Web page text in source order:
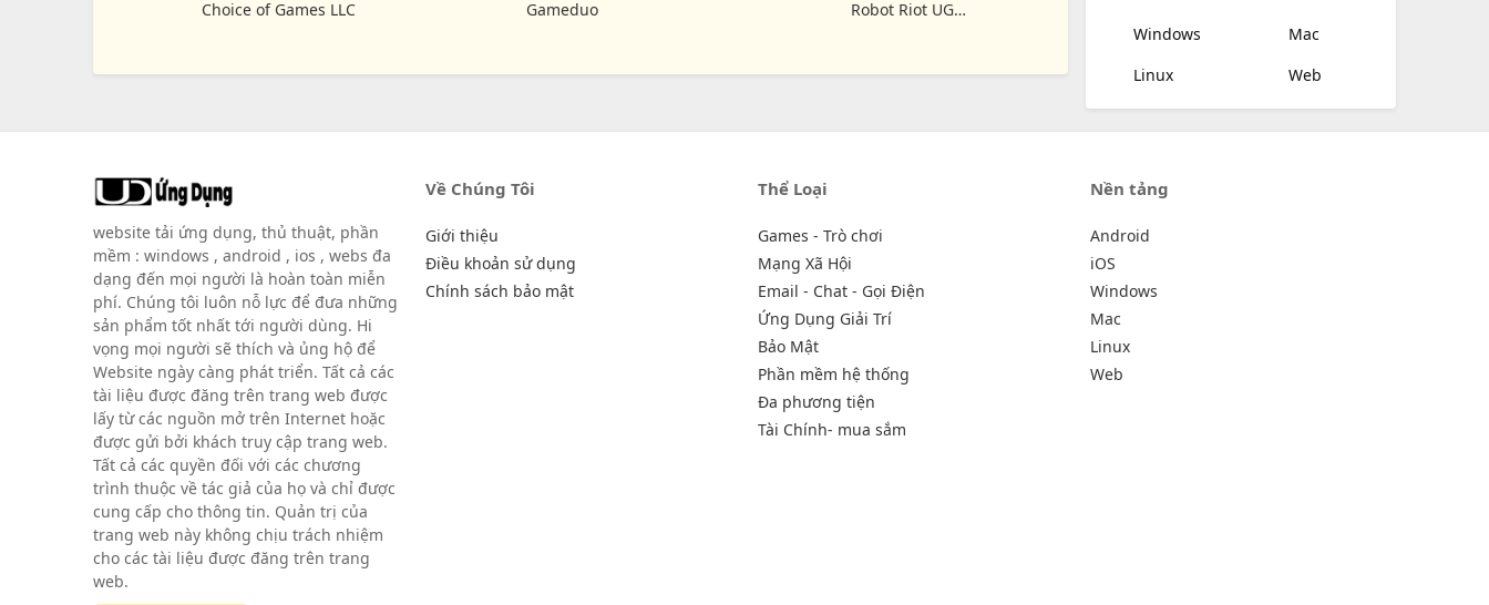
Choice of Games LLC
Gameduo
Robot Riot UG
Windows
Mac
Linux
Web
website tải ứng dụng, thủ thuật, phần
mềm : windows , android , ios , webs đa
dạng đến mọi người là hoàn toàn miễn
phí. Chúng tôi luôn nỗ lực để đưa những
sản phẩm tốt nhất tới người dùng. Hi
vọng mọi người sẽ thích và ủng hộ để
Website ngày càng phát triển. Tất cả các
tài liệu được đăng trên trang web được
lấy từ các nguồn mở trên Internet hoặc
được gửi bởi khách truy cập trang web.
Tất cả các quyền đối với các chương
trình thuộc về tác giả của họ và chỉ được
cung cấp cho thông tin. Quản trị của
trang web này không chịu trách nhiệm
cho các tài liệu được đăng trên trang
web.
Về Chúng Tôi
Giới thiệu
Điều khoản sử dụng
Chính sách bảo mật
Thể Loại
Games - Trò chơi
Mạng Xã Hội
Email - Chat - Gọi Điện
Ứng Dụng Giải Trí
Bảo Mật
Phần mềm hệ thống
Đa phương tiện
Tài Chính- mua sắm
Nền tảng
Android
iOS
Windows
Mac
Linux
Web